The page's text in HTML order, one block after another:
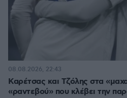
Καρέτσας και Τζόλης στα
«ραντεβού» που κλέβει την
08.08.2026, 22:43